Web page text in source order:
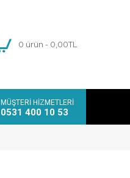
0 ürün - 0,00TL
MÜŞTERI HIZMETLERI
0531 400 10 53